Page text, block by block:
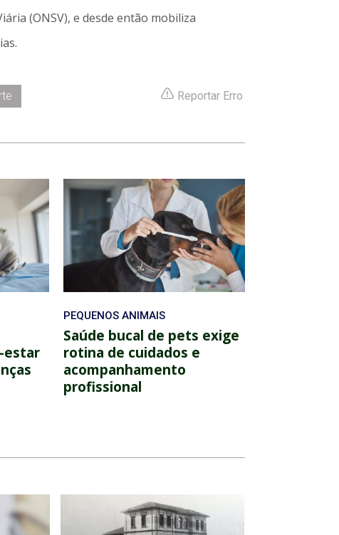
(ONSV), e desde então mobiliza
Reportar Erro
estar
PEQUENOS ANIMAIS
Saúde bucal de pets exige
rotina de cuidados e
acompanhamento
profissional